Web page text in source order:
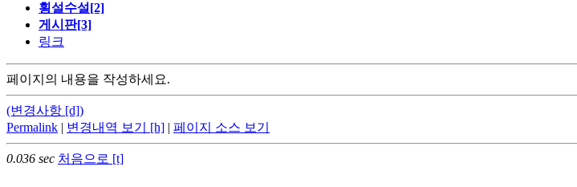
횡설수설[2]
게시판[3]
링크
페이지의 내용을 작성하세요.
(변경사항 [d])
Permalink | 변경내역 보기 [h] | 페이지 소스 보기
0.036 sec 처음으로 [t]